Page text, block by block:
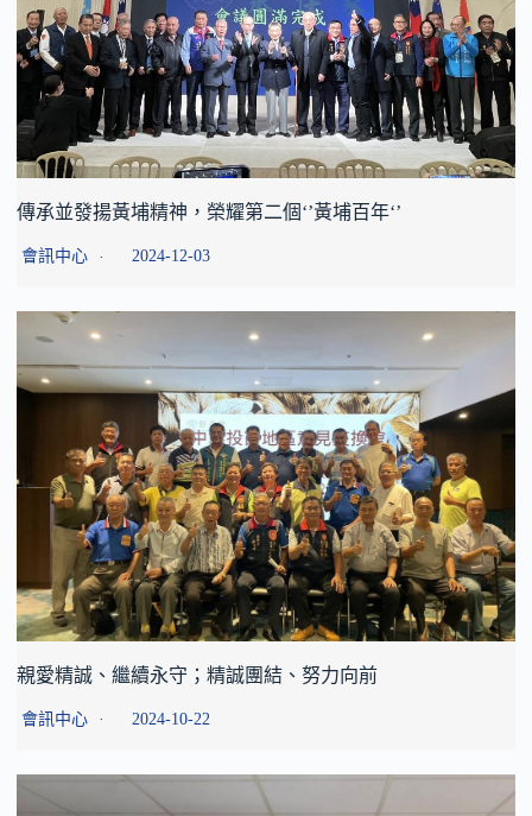
傳承並發揚黃埔精神，榮耀第二個‘’黃埔百年‘’
會訊中心 2024-12-03
親愛精誠、繼續永守；精誠團結、努力向前
會訊中心 2024-10-22